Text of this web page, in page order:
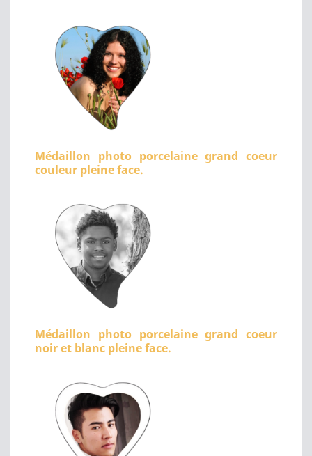
Médaillon photo porcelaine grand coeur
couleur pleine face.
Médaillon photo porcelaine grand coeur
noir et blanc pleine face.